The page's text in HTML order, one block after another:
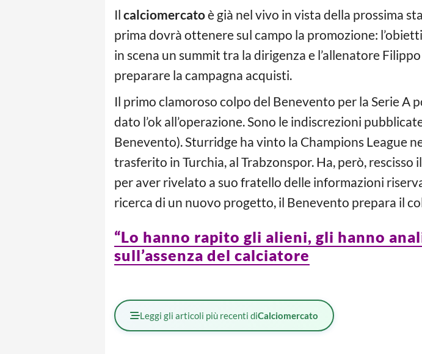
Il calciomercatoè già nel vivo in vista della prossima
prima dovrà ottenere sul campo la promozione:
in scena un summit tra la dirigenza e l’allenatore Filippo
preparare la campagna acquisti.
Il primo clamoroso colpo del Benevento per la Serie A
dato l’ok all’operazione. Sono le indiscrezioni
Benevento). Sturridge ha vinto la Champions League
trasferito in Turchia, al Trabzonspor. Ha, però,
per aver rivelato a suo fratello delle informazioni
ricerca di un nuovo progetto, il Benevento prepara il
“Lo hanno rapito gli alieni, gli hanno
sull’assenza del calciatore
Leggi gli articoli più recenti diCalciomercato